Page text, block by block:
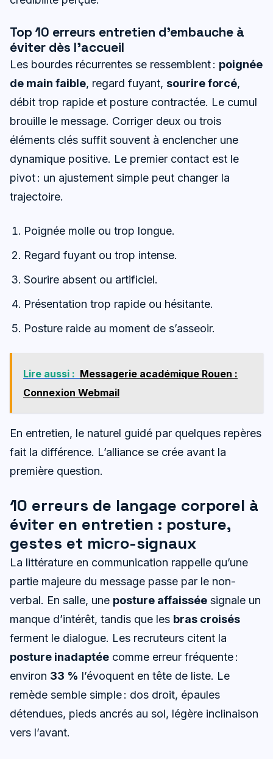
Top 10 erreurs entretien d’embauche à
éviter dès l’accueil
Les bourdes récurrentes se ressemblent : poignée
de main faible, regard fuyant, sourire forcé,
débit trop rapide et posture contractée. Le cumul
brouille le message. Corriger deux ou trois
éléments clés suffit souvent à enclencher une
dynamique positive. Le premier contact est le
pivot : un ajustement simple peut changer la
trajectoire.
Poignée molle ou trop longue.
Regard fuyant ou trop intense.
Sourire absent ou artificiel.
Présentation trop rapide ou hésitante.
Posture raide au moment de s’asseoir.
Lire aussi : Messagerie académique Rouen :
Connexion Webmail
En entretien, le naturel guidé par quelques repères
fait la différence. L’alliance se crée avant la
première question.
10 erreurs de langage corporel à
éviter en entretien : posture,
gestes et micro-signaux
La littérature en communication rappelle qu’une
partie majeure du message passe par le non-
verbal. En salle, une posture affaissée signale un
manque d’intérêt, tandis que les bras croisés
ferment le dialogue. Les recruteurs citent la
posture inadaptée comme erreur fréquente :
environ 33 % l’évoquent en tête de liste. Le
remède semble simple : dos droit, épaules
détendues, pieds ancrés au sol, légère inclinaison
vers l’avant.